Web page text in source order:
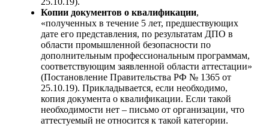
Копии документов о квалификации,
«полученных в течение 5 лет, предшествующих
дате его представления, по результатам ДПО в
области промышленной безопасности по
дополнительным профессиональным программам,
соответствующим заявленной области аттестации»
(Постановление Правительства РФ № 1365 от
25.10.19). Прикладывается, если необходимо,
копия документа о квалификации. Если такой
необходимости нет – письмо от организации, что
аттестуемый не относится к такой категории.